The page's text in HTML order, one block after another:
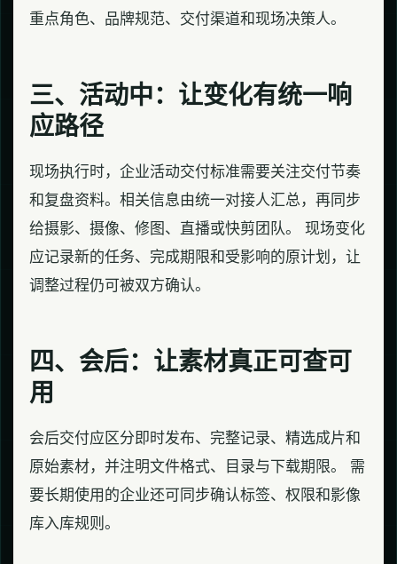
重点角色、品牌规范、交付渠道和现场决策人。
三、活动中：让变化有统一响
应路径
现场执行时，企业活动交付标准需要关注交付节奏
和复盘资料。相关信息由统一对接人汇总，再同步
给摄影、摄像、修图、直播或快剪团队。 现场变化
应记录新的任务、完成期限和受影响的原计划，让
调整过程仍可被双方确认。
四、会后：让素材真正可查可
用
会后交付应区分即时发布、完整记录、精选成片和
原始素材，并注明文件格式、目录与下载期限。 需
要长期使用的企业还可同步确认标签、权限和影像
库入库规则。